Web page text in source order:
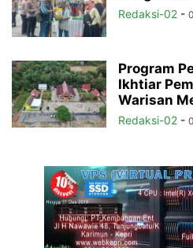
Redaksi-02 -
Program
Ikhtiar
Warisan
Redaksi-02 -